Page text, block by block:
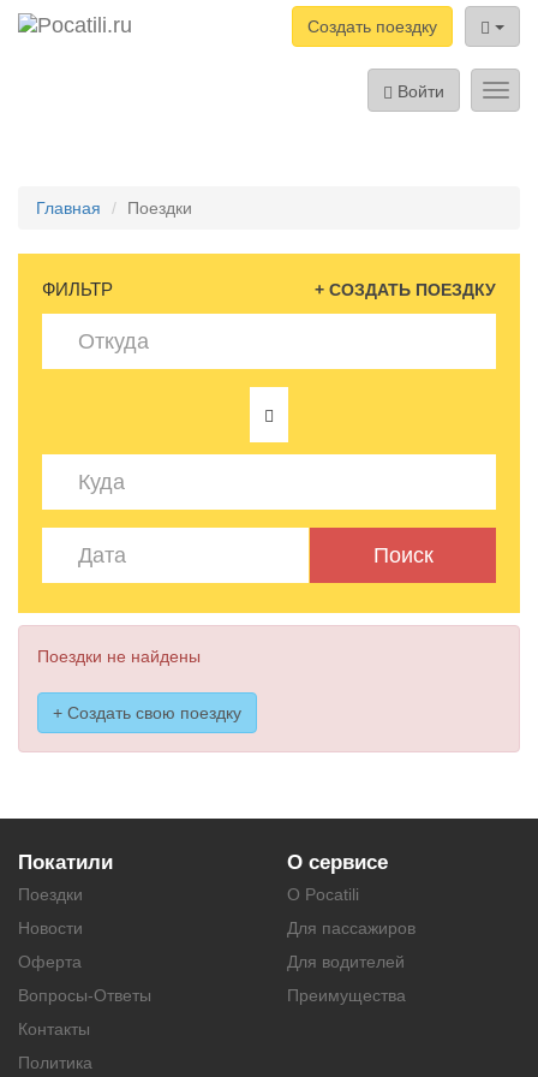
Создать поездку
Войти
Главная Поездки
ФИЛЬТР + СОЗДАТЬ ПОЕЗДКУ
Поиск
Поездки не найдены
+ Создать свою поездку
Покатили
Поездки
Новости
Оферта
Вопросы-Ответы
Контакты
Политика
О сервисе
О Pocatili
Для пассажиров
Для водителей
Преимущества